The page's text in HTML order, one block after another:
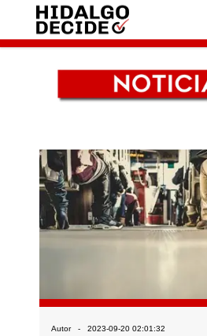
Autor - 2023-09-20 02:01:32